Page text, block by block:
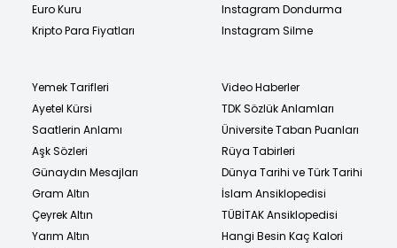
Euro Kuru
Kripto Para Fiyatları
Instagram Dondurma
Instagram Silme
Yemek Tarifleri
Ayetel Kürsi
Saatlerin Anlamı
Aşk Sözleri
Günaydın Mesajları
Gram Altın
Çeyrek Altın
Yarım Altın
Video Haberler
TDK Sözlük Anlamları
Üniversite Taban Puanları
Rüya Tabirleri
Dünya Tarihi ve Türk Tarihi
İslam Ansiklopedisi
TÜBİTAK Ansiklopedisi
Hangi Besin Kaç Kalori